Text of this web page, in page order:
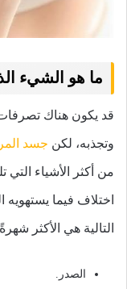
ما هو الشيء
قد يكون هناك تصرفات
وتجذبه، لكن جسد
من أكثر الأشياء التي
اختلاف فيما
التالية هي الأكثر
الصدر.